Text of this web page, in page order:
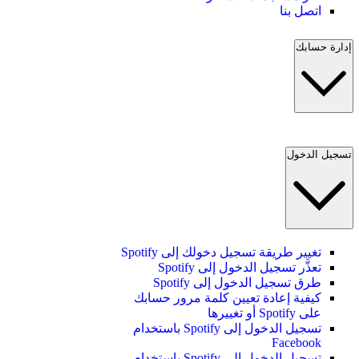
اتصل بنا
إدارة حسابك
تسجيل الدخول
تغيير طريقة تسجيل دخولك إلى Spotify
تعذَّر تسجيل الدخول إلى Spotify
طرق تسجيل الدخول إلى Spotify
كيفية إعادة تعيين كلمة مرور حسابك
على Spotify أو تغييرها
تسجيل الدخول إلى Spotify باستخدام
Facebook